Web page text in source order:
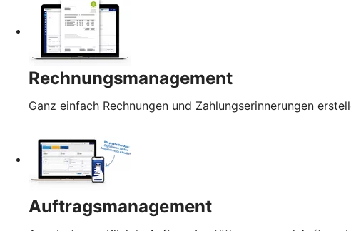
Rechnungsmanagement
Ganz einfach Rechnungen und Zahlungserinnerungen
Auftragsmanagement